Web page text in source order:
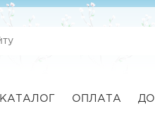
КАТАЛОГ ОПЛАТА